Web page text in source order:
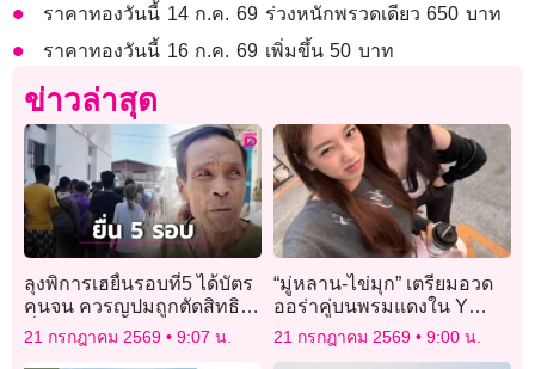
ราคาทองวันนี้ 14 ก.ค. 69 ร่วงหนักพรวดเดียว 650 บาท
ราคาทองวันนี้ 16 ก.ค. 69 เพิ่มขึ้น 50 บาท
ข่าวล่าสุด
ลุงพิการเฮยื่นรอบที่5 ได้บัตร
คนจน ควรญปมถูกตัดสิทธิมี
ที่ดินไม่ถึง 2 งาน
21 กรกฎาคม 2569 9:07 น.
“มู่หลาน-ไข่มุก” เตรียมอวด
ออร่าคู่บนพรมแดงใน Y
Content Awards 2025
21 กรกฎาคม 2569 9:00 น.